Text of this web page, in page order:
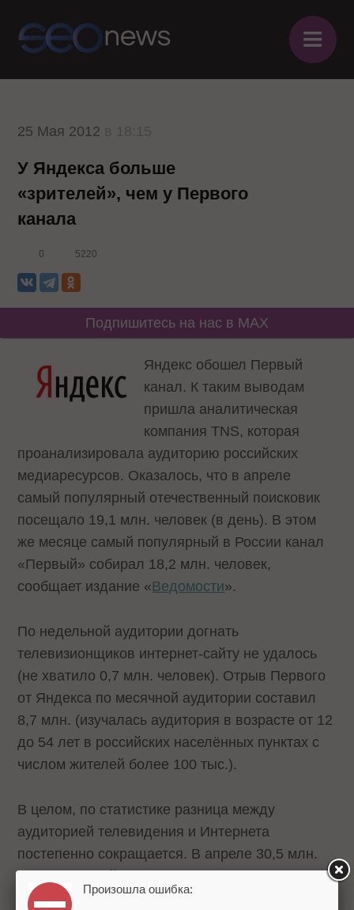
≡
25 Мая 2012
У Яндекса больше
«зрителей», чем у Первого
канала
0 5220
Подпишитесь на нас в MAX
Яндекс обошел Первый
канал. К таким выводам
пришла аналитическая
компания TNS, которая
проанализировала аудиторию российских
медиаресурсов. Оказалось, что в апреле
самый популярный отечественный поисковик
посещало 19,1 млн. человек (в день). В этом
же месяце самый популярный в России канал
«Первый» собирал 18,2 млн. человек,
сообщает издание «Ведомости».
По недельной аудитории догнать
телевизионщиков интернет-сайту не удалось
(не хватило 0,7 млн. человек). Отрыв Первого
от Яндекса по месячной аудитории составил
8,7 млн. (изучалась аудитория в возрасте от 12
до 54 лет в российских населённых пунктах с
числом жителей более 100 тыс.).
В целом, по статистике разница между
аудиторией телевидения и Интернета
постепенно сокращается. В апреле 30,5 млн.
пользователей страны выходили в Сеть.
Телевизор смотрели почти на миллион больше.
Произошла ошибка: